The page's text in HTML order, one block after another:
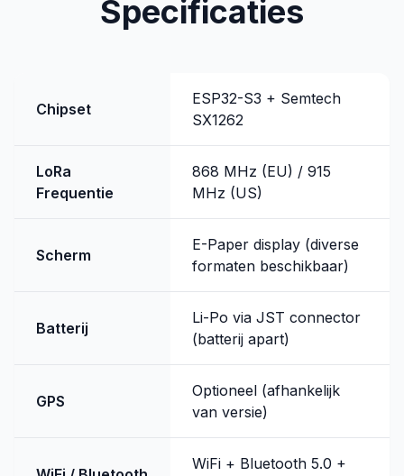
Specificaties
Chipset
ESP32-S3 + Semtech
SX1262
LoRa
Frequentie
868 MHz (EU) / 915
MHz (US)
Scherm
E-Paper display (diverse
formaten beschikbaar)
Batterij
Li-Po via JST connector
(batterij apart)
GPS
Optioneel (afhankelijk
van versie)
WiFi + Bluetooth 5.0 +